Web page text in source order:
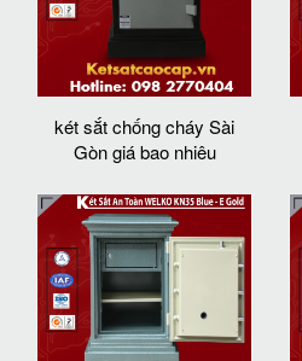
két sắt chống cháy Sài
Gòn giá bao nhiêu